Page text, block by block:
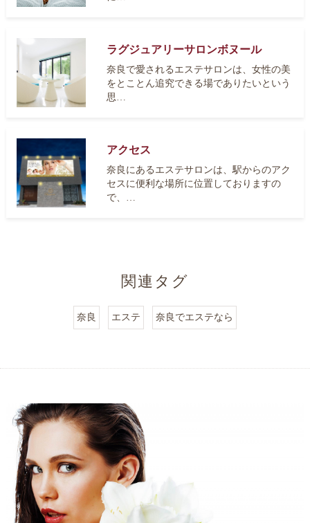
ラグジュアリーサロンボヌール
奈良で愛されるエステサロンは、女性の美
をとことん追究できる場でありたいという
思…
アクセス
奈良にあるエステサロンは、駅からのアク
セスに便利な場所に位置しておりますの
で、…
関連タグ
奈良 エステ 奈良でエステなら